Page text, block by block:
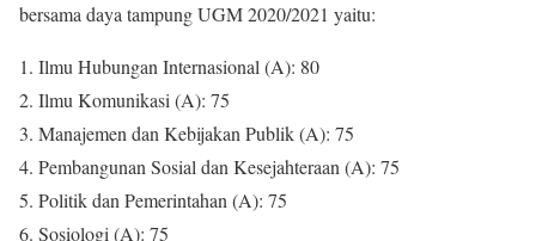
bersama daya tampung UGM 2020/2021 yaitu:
1. Ilmu Hubungan Internasional (A): 80
2. Ilmu Komunikasi (A): 75
3. Manajemen dan Kebijakan Publik (A): 75
4. Pembangunan Sosial dan Kesejahteraan (A): 75
5. Politik dan Pemerintahan (A): 75
6. Sosiologi (A): 75